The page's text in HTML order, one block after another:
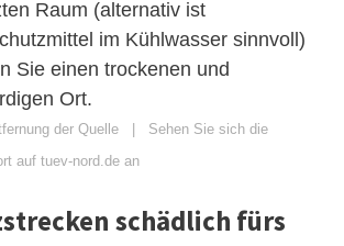
Raum (alternativ ist
im Kühlwasser sinnvoll)
Sie einen trockenen und
Ort.
der Quelle | Sehen Sie sich die
auf tuev-nord.de an
schädlich fürs